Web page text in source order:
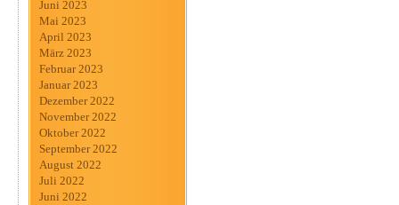
Juni 2023
Mai 2023
April 2023
März 2023
Februar 2023
Januar 2023
Dezember 2022
November 2022
Oktober 2022
September 2022
August 2022
Juli 2022
Juni 2022